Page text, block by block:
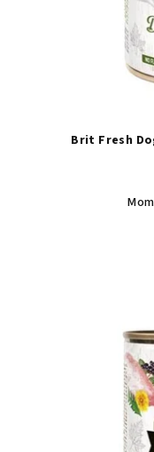
Brit Fresh